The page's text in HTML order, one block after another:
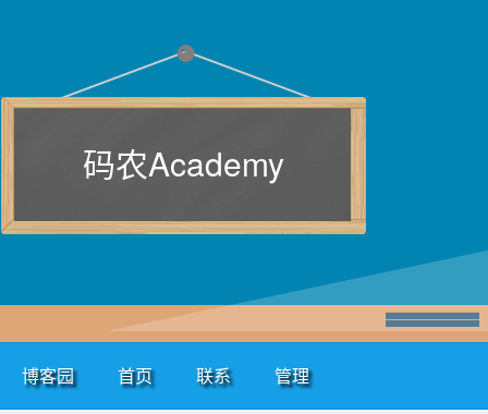
码农Academy
博客园 首页 联系 管理